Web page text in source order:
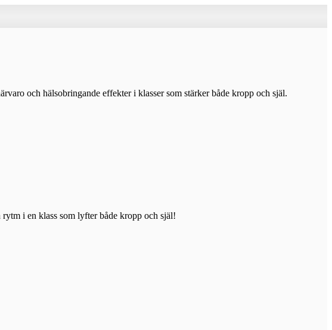
och hälsobringande effekter i klasser som stärker både kropp och själ.
i en klass som lyfter både kropp och själ!